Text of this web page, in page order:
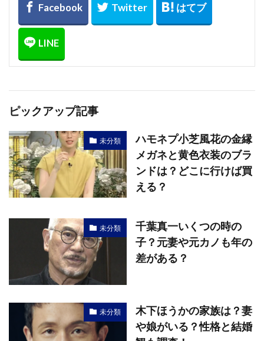
ピックアップ記事
未分類
ハモネプ小芝風花の金縁
メガネと黄色衣装のブラ
ンドは？どこに行けば買
える？
未分類
千葉真一いくつの時の
子？元妻や元カノも年の
差がある？
未分類
木下ほうかの家族は？妻
や娘がいる？性格と結婚